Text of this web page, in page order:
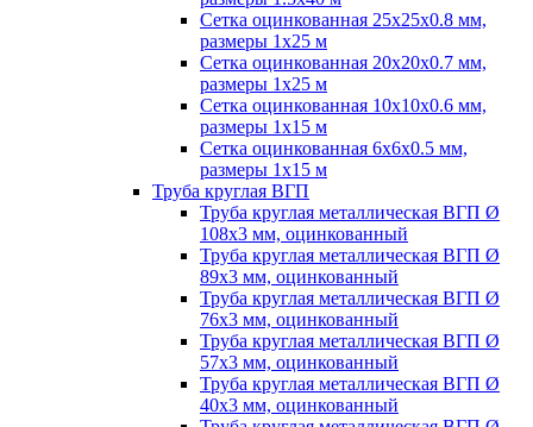
Сетка оцинкованная 25х25х0.8 мм,
размеры 1х25 м
Сетка оцинкованная 20х20х0.7 мм,
размеры 1х25 м
Сетка оцинкованная 10х10х0.6 мм,
размеры 1х15 м
Сетка оцинкованная 6х6х0.5 мм,
размеры 1х15 м
Труба круглая ВГП
Труба круглая металлическая ВГП Ø
108х3 мм, оцинкованный
Труба круглая металлическая ВГП Ø
89х3 мм, оцинкованный
Труба круглая металлическая ВГП Ø
76х3 мм, оцинкованный
Труба круглая металлическая ВГП Ø
57х3 мм, оцинкованный
Труба круглая металлическая ВГП Ø
40х3 мм, оцинкованный